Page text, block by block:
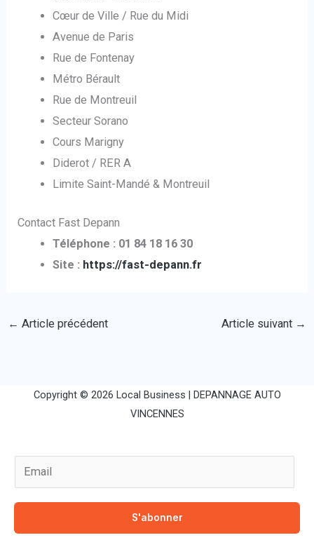
Cœur de Ville / Rue du Midi
Avenue de Paris
Rue de Fontenay
Métro Bérault
Rue de Montreuil
Secteur Sorano
Cours Marigny
Diderot / RER A
Limite Saint-Mandé & Montreuil
Contact Fast Depann
Téléphone : 01 84 18 16 30
Site : https://fast-depann.fr
← Article précédent Article suivant →
Copyright © 2026 Local Business | DEPANNAGE AUTO
VINCENNES
m
a
i
S'abonner